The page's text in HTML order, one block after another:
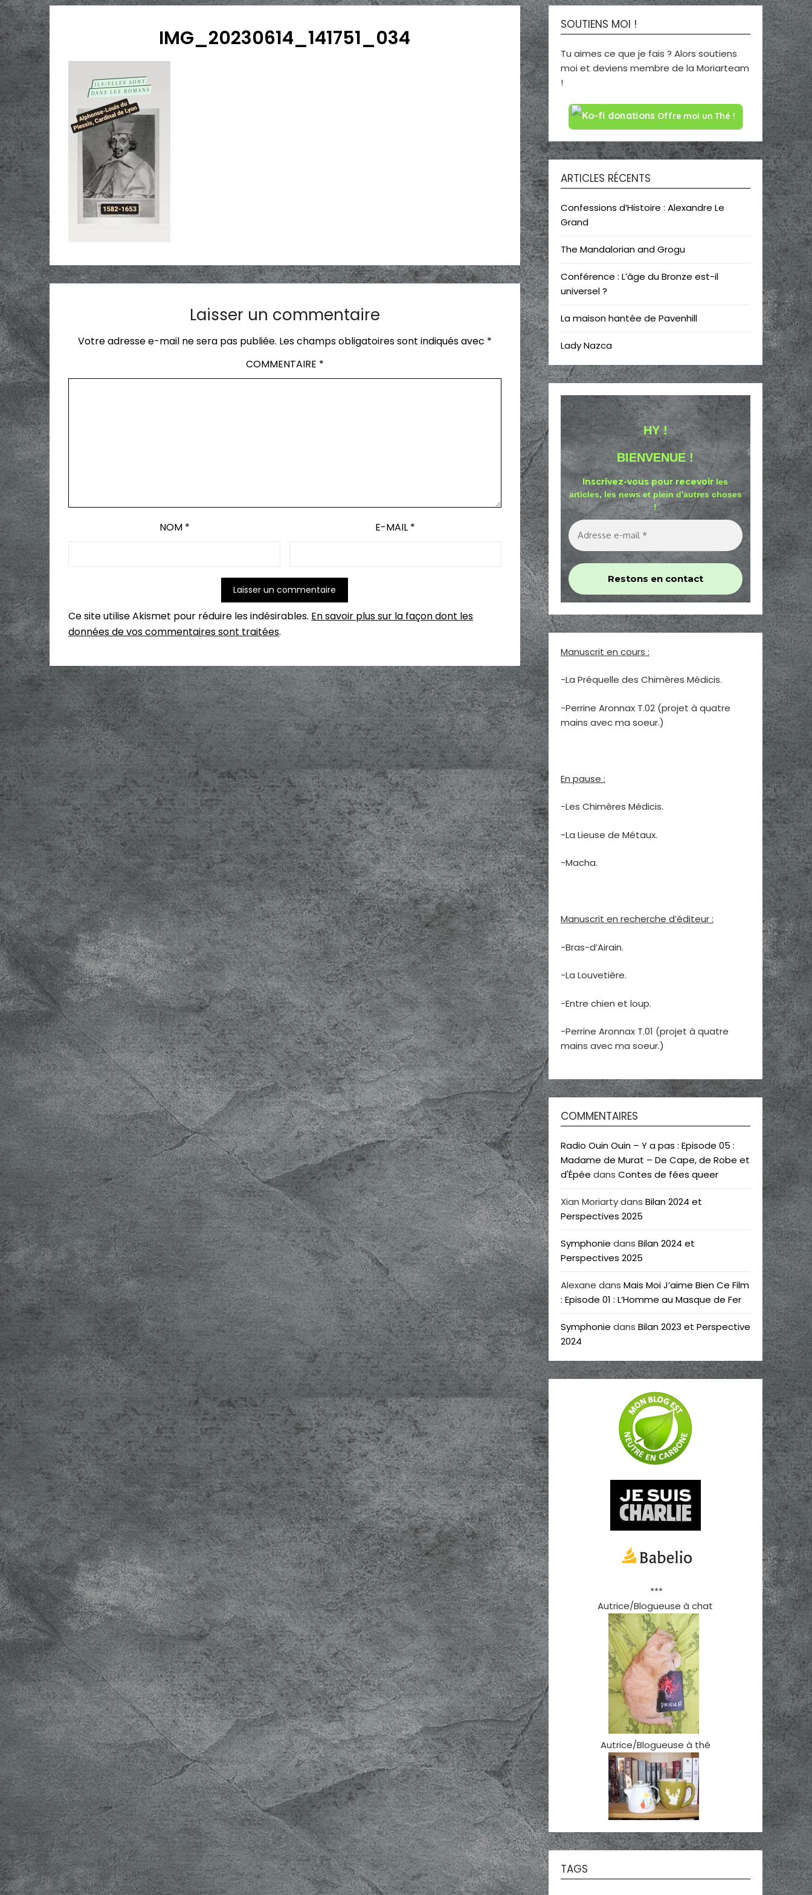
IMG_20230614_141751_034
Laisser un commentaire
Votre adresse e-mail ne sera pas publiée. Les champs obligatoires sont indiqués avec *
COMMENTAIRE *
NOM * E-MAIL *
Ce site utilise Akismet pour réduire les indésirables. En savoir plus sur la façon dont les
données de vos commentaires sont traitées.
SOUTIENS MOI !
Tu aimes ce que je fais ? Alors soutiens
moi et deviens membre de la Moriarteam
!
Offre moi un Thé !
ARTICLES RÉCENTS
Confessions d’Histoire : Alexandre Le
Grand
The Mandalorian and Grogu
Conférence : L’âge du Bronze est-il
universel ?
La maison hantée de Pavenhill
Lady Nazca
HY !
BIENVENUE !
Inscrivez-vous pour recevoirles
articles, les news et plein d'autres choses
!
Manuscrit en cours :
-La Préquelle des Chimères Médicis.
-Perrine Aronnax T.02 (projet à quatre
mains avec ma soeur.)
En pause :
-Les Chimères Médicis.
-La Lieuse de Métaux.
-Macha.
Manuscrit en recherche d’éditeur :
-Bras-d’Airain.
-La Louvetière.
-Entre chien et loup.
-Perrine Aronnax T.01 (projet à quatre
mains avec ma soeur.)
COMMENTAIRES
Radio Ouin Ouin – Y a pas : Episode 05 :
Madame de Murat – De Cape, de Robe et
d'Épée dans Contes de fées queer
Xian Moriartydans Bilan 2024 et
Perspectives 2025
Symphonie dans Bilan 2024 et
Perspectives 2025
Alexane dans Mais Moi J’aime Bien Ce Film
: Episode 01 : L’Homme au Masque de Fer
Symphonie dans Bilan 2023 et Perspective
2024
***
Autrice/Blogueuse à chat
Autrice/Blogueuse à thé
TAGS